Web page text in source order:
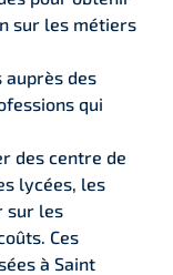
sur les métiers
auprès des
qui
des centre de
lycées, les
sur les
Ces
à Saint